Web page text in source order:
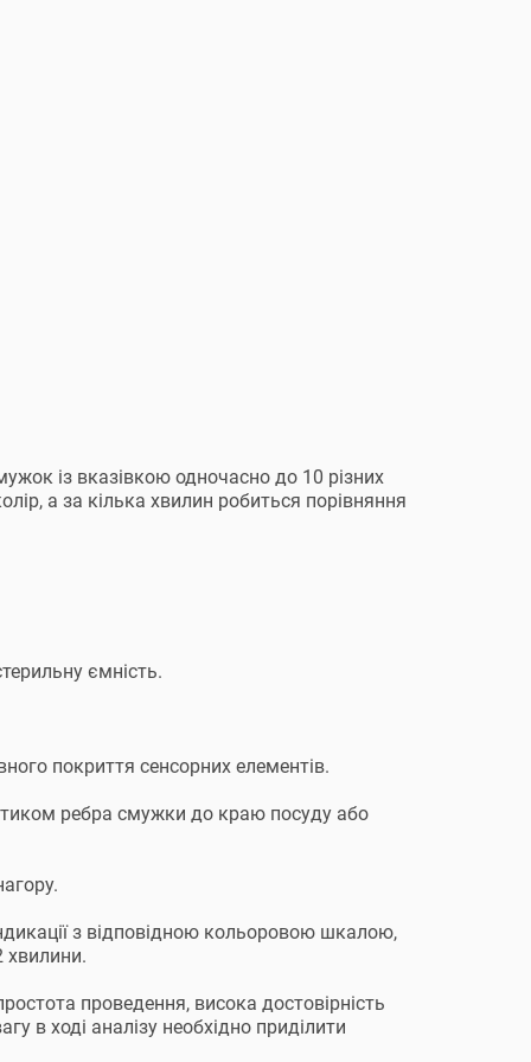
із вказівкою одночасно до 10 різних
а за кілька хвилин робиться порівняння
ємність.
покриття сенсорних елементів.
ребра смужки до краю посуду або
з відповідною кольоровою шкалою,
хвилини.
проведення, висока достовірність
в ході аналізу необхідно приділити